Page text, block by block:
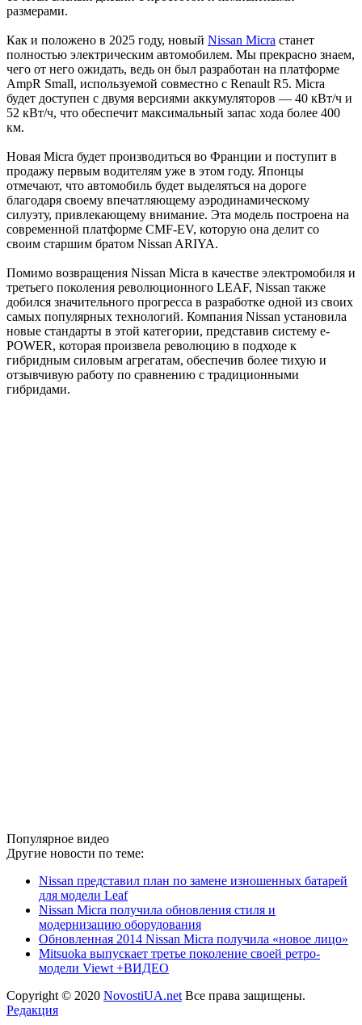
размерами.
Как и положено в 2025 году, новый Nissan Micra станет
полностью электрическим автомобилем. Мы прекрасно знаем,
чего от него ожидать, ведь он был разработан на платформе
AmpR Small, используемой совместно с Renault R5. Micra
будет доступен с двумя версиями аккумуляторов — 40 кВт/ч и
52 кВт/ч, что обеспечит максимальный запас хода более 400
км.
Новая Micra будет производиться во Франции и поступит в
продажу первым водителям уже в этом году. Японцы
отмечают, что автомобиль будет выделяться на дороге
благодаря своему впечатляющему аэродинамическому
силуэту, привлекающему внимание. Эта модель построена на
современной платформе CMF-EV, которую она делит со
своим старшим братом Nissan ARIYA.
Помимо возвращения Nissan Micra в качестве электромобиля и
третьего поколения революционного LEAF, Nissan также
добился значительного прогресса в разработке одной из своих
самых популярных технологий. Компания Nissan установила
новые стандарты в этой категории, представив систему e-
POWER, которая произвела революцию в подходе к
гибридным силовым агрегатам, обеспечив более тихую и
отзывчивую работу по сравнению с традиционными
гибридами.
Популярное видео
Другие новости по теме:
Nissan представил план по замене изношенных батарей
для модели Leaf
Nissan Micra получила обновления стиля и
модернизацию оборудования
Обновленная 2014 Nissan Micra получила «новое лицо»
Mitsuoka выпускает третье поколение своей ретро-
модели Viewt +ВИДЕО
Copyright © 2020 NovostiUA.net Все права защищены.
Редакция